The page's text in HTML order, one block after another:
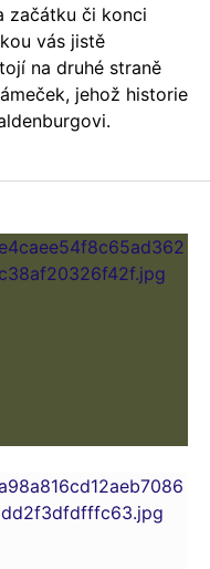
začátku či konci
vás jistě
na druhé straně
jehož historie